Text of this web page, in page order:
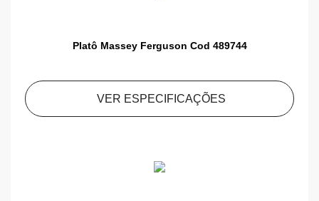
Platô Massey Ferguson Cod 489744
VER ESPECIFICAÇÕES